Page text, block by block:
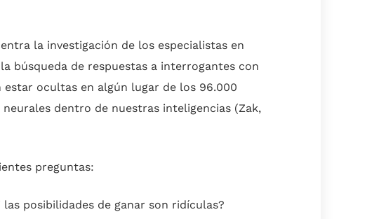
la investigación de los especialistas en
búsqueda de respuestas a interrogantes con
ocultas en algún lugar de los 96.000
dentro de nuestras inteligencias (Zak,
preguntas:
posibilidades de ganar son ridículas?